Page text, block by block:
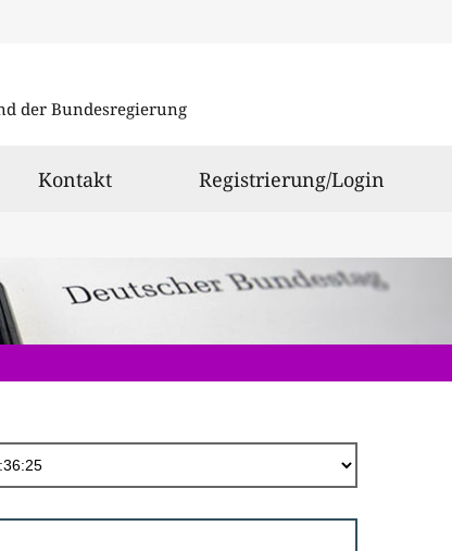
der Bundesregierung
Kontakt Registrierung/Login